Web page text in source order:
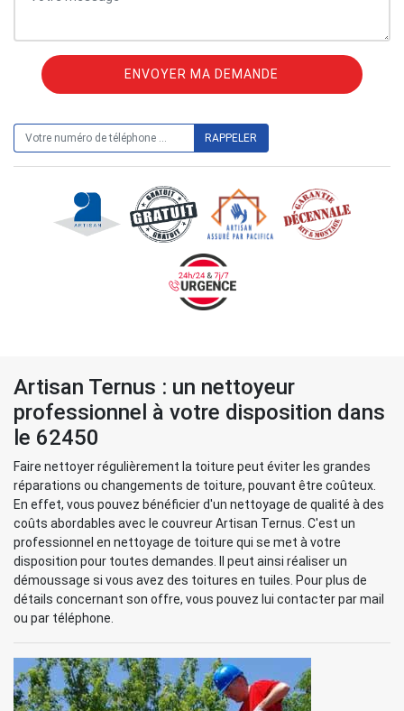
Artisan Ternus : un nettoyeur
professionnel à votre disposition dans
le 62450
Faire nettoyer régulièrement la toiture peut éviter les grandes
réparations ou changements de toiture, pouvant être coûteux.
En effet, vous pouvez bénéficier d'un nettoyage de qualité à des
coûts abordables avec le couvreur Artisan Ternus. C'est un
professionnel en nettoyage de toiture qui se met à votre
disposition pour toutes demandes. Il peut ainsi réaliser un
démoussage si vous avez des toitures en tuiles. Pour plus de
détails concernant son offre, vous pouvez lui contacter par mail
ou par téléphone.